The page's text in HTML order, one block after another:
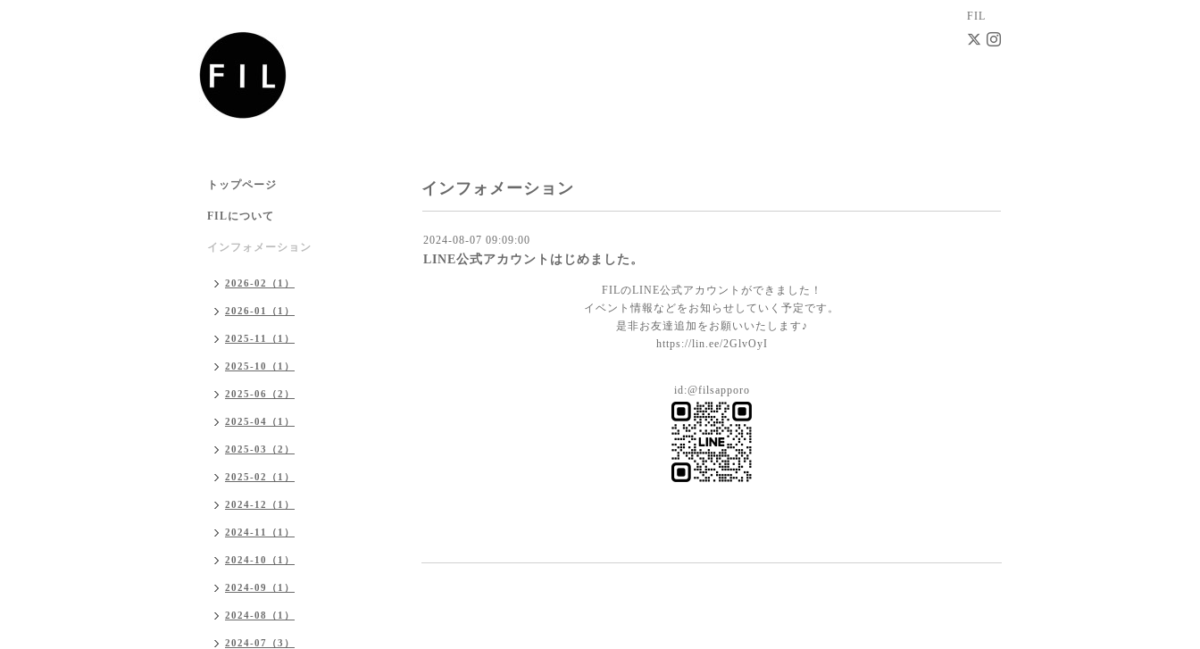
FIL
インフォメーション
2024-08-07 09:09:00
LINE公式アカウントはじめました。
FILのLINE公式アカウントができました！
イベント情報などをお知らせしていく予定です。
是非お友達追加をお願いいたします♪
https://lin.ee/2GlvOyI
id:@filsapporo
トップページ
FILについて
インフォメーション
2026-02（1）
2026-01（1）
2025-11（1）
2025-10（1）
2025-06（2）
2025-04（1）
2025-03（2）
2025-02（1）
2024-12（1）
2024-11（1）
2024-10（1）
2024-09（1）
2024-08（1）
2024-07（3）